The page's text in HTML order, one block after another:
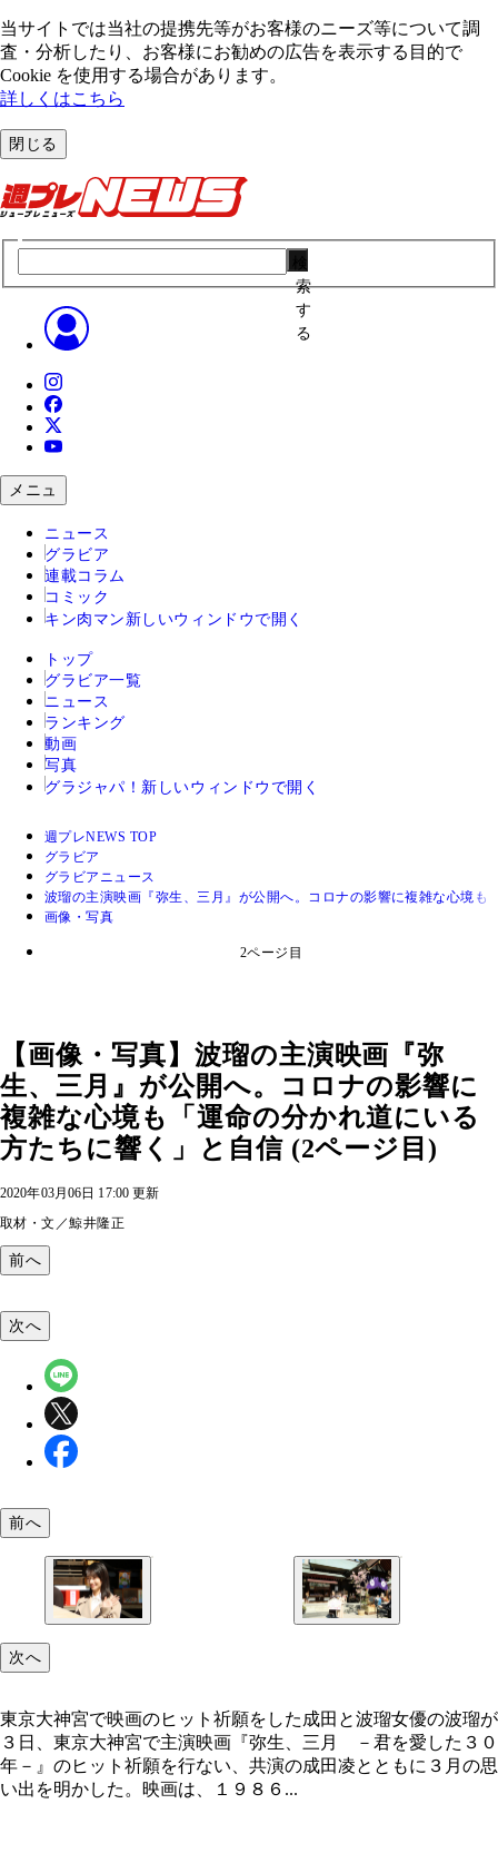
当サイトでは当社の提携先等がお客様のニーズ等について調
査・分析したり、お客様にお勧めの広告を表⽰する⽬的で
Cookie を使⽤する場合があります。
詳しくはこちら
閉じる
索
す
る
メニュ
ニュース
グラビア
連載コラム
コミック
キン肉マン 新しいウィンドウで開く
トップ
グラビア一覧
ニュース
ランキング
動画
写真
グラジャパ！ 新しいウィンドウで開く
週プレNEWS TOP
グラビア
グラビアニュース
波瑠の主演映画『弥生、三月』が公開へ。コロナの影響に複雑な心境も
画像・写真
2ページ目
【画像・写真】波瑠の主演映画『弥
生、三月』が公開へ。コロナの影響に
複雑な心境も「運命の分かれ道にいる
方たちに響く」と自信 (2ページ目)
2020年03月06日 17:00 更新
取材・文／鯨井隆正
前へ
次へ
前へ
次へ
東京大神宮で映画のヒット祈願をした成田と波瑠女優の波瑠が
３日、東京大神宮で主演映画『弥生、三月 －君を愛した３０
年－』のヒット祈願を行ない、共演の成田凌とともに３月の思
い出を明かした。映画は、１９８６...